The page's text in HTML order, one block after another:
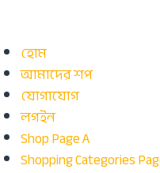
হোম
আমাদের শপ
যোগাযোগ
লগইন
Shop Page A
Shopping Categories